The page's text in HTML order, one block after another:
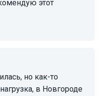
этот
в Новгороде